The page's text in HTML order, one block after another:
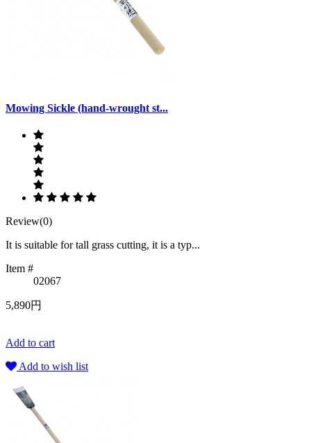
Mowing Sickle (hand-wrought st...
Review(0)
It is suitable for tall grass cutting, it is a typ...
Item #
02067
5,890円
Add to cart
Add to wish list